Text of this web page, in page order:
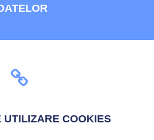
COOKIES